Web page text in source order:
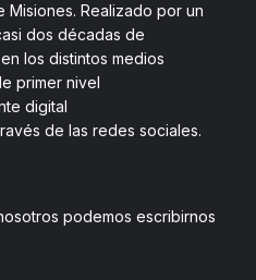
Realizado por un
dos décadas de
los distintos medios
primer nivel
digital
de las redes sociales.
podemos escribirnos